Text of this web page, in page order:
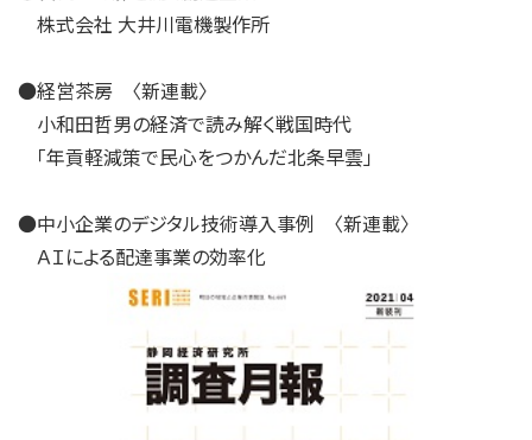
株式会社 大井川電機製作所
●経営茶房 〈新連載〉
小和田哲男の経済で読み解く戦国時代
「年貢軽減策で民心をつかんだ北条早雲」
●中小企業のデジタル技術導入事例 〈新連載〉
ＡＩによる配達事業の効率化